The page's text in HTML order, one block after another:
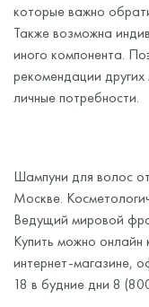
которые важно
Также возможна
иного компонента.
рекомендации
личные потребности.
Шампуни для волос
Москве.
Ведущий мировой
Купить можно онлайн
интернет-магазине,
18 в будние дни 8